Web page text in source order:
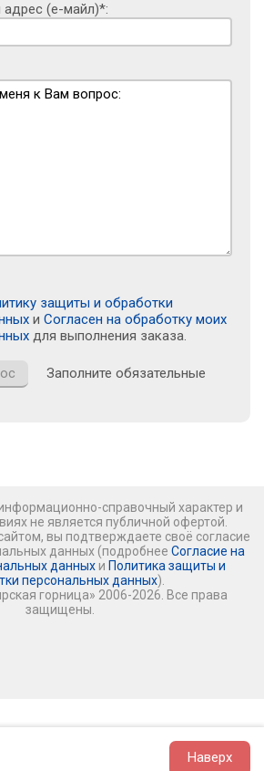
Наверх
(е-майл)*:
защиты и обработки
и Согласен на обработку моих
для выполнения заказа.
Заполните обязательные
справочный характер и
не является публичной офертой.
вы подтверждаете своё согласие
данных (подробнее Согласие на
данных и Политика защиты и
персональных данных).
горница» 2006-2026. Все права
защищены.